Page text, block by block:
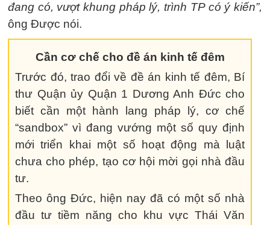
đang có, vượt khung pháp lý, trình TP có ý kiến”,
ông Được nói.
Cần cơ chế cho đề án kinh tế đêm
Trước đó, trao đổi về đề án kinh tế đêm, Bí
thư Quận ủy Quận 1 Dương Anh Đức cho
biết cần một hành lang pháp lý, cơ chế
“sandbox” vì đang vướng một số quy định
mới triển khai một số hoạt động mà luật
chưa cho phép, tạo cơ hội mời gọi nhà đầu
tư.
Theo ông Đức, hiện nay đã có một số nhà
đầu tư tiềm năng cho khu vực Thái Văn